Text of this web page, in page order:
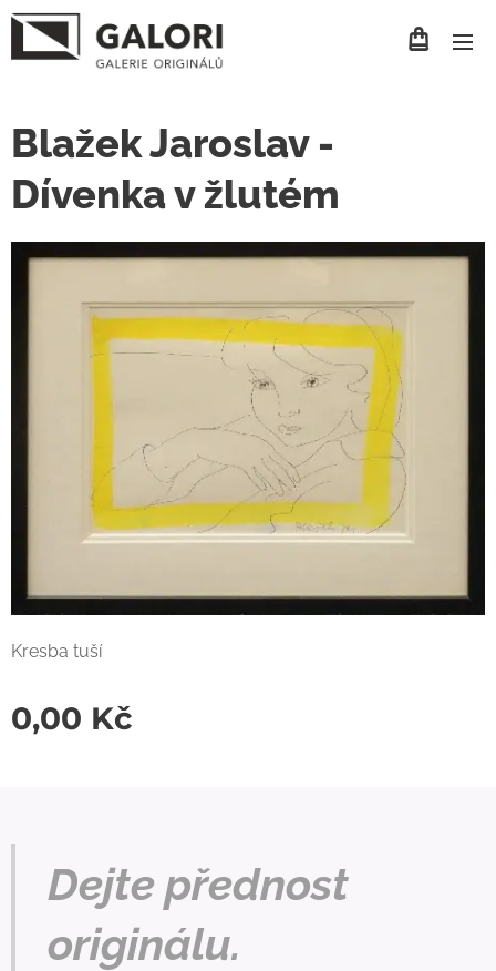
Blažek Jaroslav -
Dívenka v žlutém
Kresba tuší
0,00 Kč
Dejte přednost
originálu.